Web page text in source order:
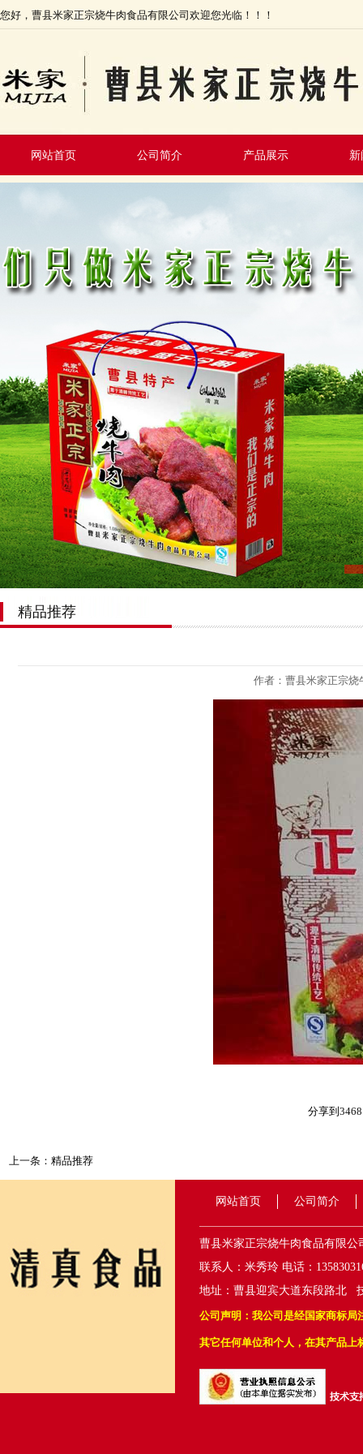
您好，曹县米家正宗烧牛肉食品有限公司欢迎您光临！！！
网站首页 公司简介 产品展示 新
精品推荐
作者：曹县米家正宗烧
分享到 3468
上一条： 精品推荐
网站首页 公司简介
曹县米家正宗烧牛肉食品有限
联系人：米秀玲 电话：
地址：曹县迎宾大道东段路北
公司声明：我公司是经国家商标局
其它任何单位和个人，在其产品上